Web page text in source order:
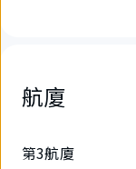
航廈
第3航廈